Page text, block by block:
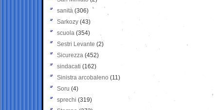
sanità (306)
Sarkozy (43)
scuola (354)
Sestri Levante (2)
Sicurezza (452)
sindacati (162)
Sinistra arcobaleno (11)
Soru (4)
sprechi (319)